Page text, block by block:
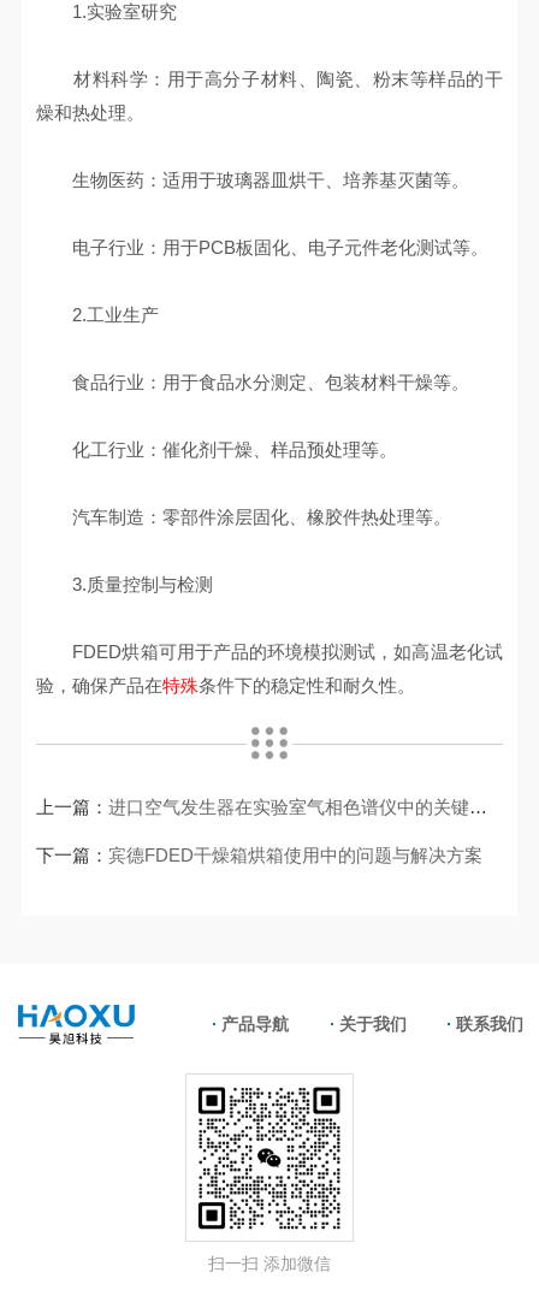
1.实验室研究
材料科学：用于高分子材料、陶瓷、粉末等样品的干
燥和热处理。
生物医药：适用于玻璃器皿烘干、培养基灭菌等。
电子行业：用于PCB板固化、电子元件老化测试等。
2.工业生产
食品行业：用于食品水分测定、包装材料干燥等。
化工行业：催化剂干燥、样品预处理等。
汽车制造：零部件涂层固化、橡胶件热处理等。
3.质量控制与检测
FDED烘箱可用于产品的环境模拟测试，如高温老化试
验，确保产品在特殊条件下的稳定性和耐久性。
上一篇：进口空气发生器在实验室气相色谱仪中的关键作用
下一篇：宾德FDED干燥箱烘箱使用中的问题与解决方案
产品导航 关于我们 联系我们
扫一扫 添加微信